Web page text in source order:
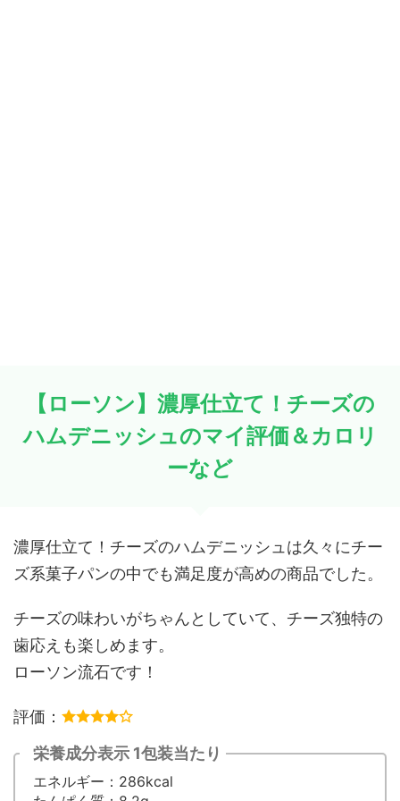
【ローソン】濃厚仕立て！チーズの
ハムデニッシュのマイ評価＆カロリ
ーなど
濃厚仕立て！チーズのハムデニッシュは久々にチー
ズ系菓子パンの中でも満足度が高めの商品でした。
チーズの味わいがちゃんとしていて、チーズ独特の
歯応えも楽しめます。
ローソン流石です！
評価：
栄養成分表示 1包装当たり
エネルギー：286kcal